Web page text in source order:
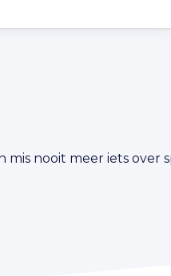
nooit meer iets over